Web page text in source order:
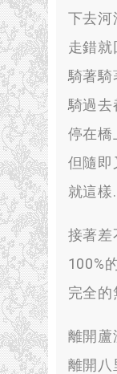
下去河
走錯就
騎著騎
騎過去
停在橋
但隨即
就這樣
接著差
100%
完全的
離開蘆
離開八